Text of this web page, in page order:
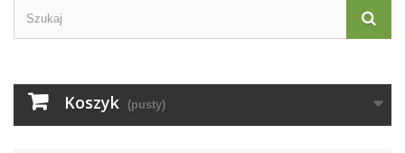
Koszyk (pusty)